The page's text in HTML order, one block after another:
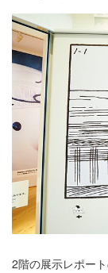
2階の展示レポー